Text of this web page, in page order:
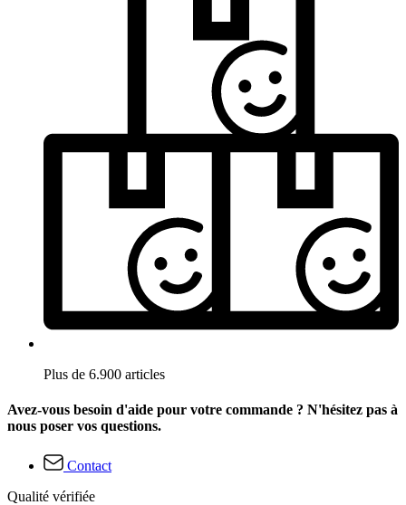
Plus de 6.900 articles
Avez-vous besoin d'aide pour votre commande ? N'hésitez pas à
nous poser vos questions.
Contact
Qualité vérifiée